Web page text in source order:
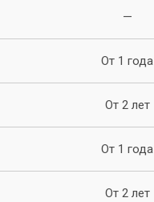
—
От 1 года
От 2 лет
От 1 года
От 2 лет